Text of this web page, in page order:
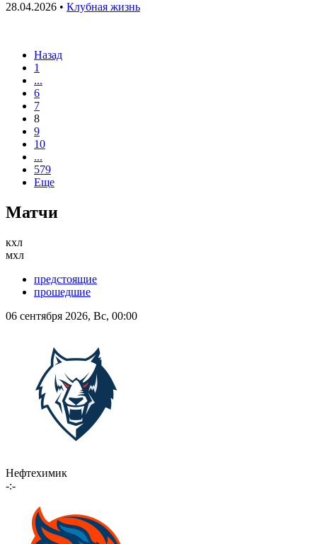
28.04.2026 • Клубная жизнь
Назад
1
...
6
7
8
9
10
...
579
Еще
Матчи
кхл
мхл
предстоящие
прошедшие
06 сентября 2026, Вс, 00:00
Нефтехимик
-:-